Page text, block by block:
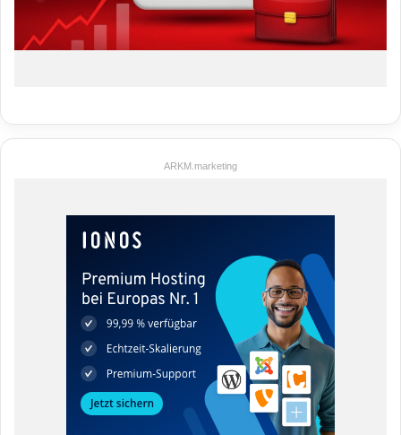
ARKM.marketing